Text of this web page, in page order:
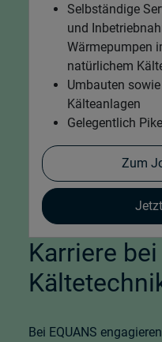
Karriere bei
Bei EQUANS
Selbständige
und
Wärmepumpen
natürlichem
Umbauten
Kälteanlagen
Gelegentlich
Zum